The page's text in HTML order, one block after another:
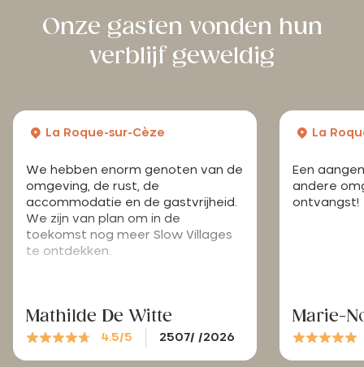
Onze gasten vonden hun
verblijf geweldig
La Roque-sur-Cèze
We hebben enorm genoten van de
omgeving, de rust, de
accommodatie en de gastvrijheid.
We zijn van plan om in de
toekomst nog meer Slow Villages
te ontdekken.
Mathilde De Witte
4.5/5 2507/ /2026
La
Een
andere
ontvangst!
Marie-